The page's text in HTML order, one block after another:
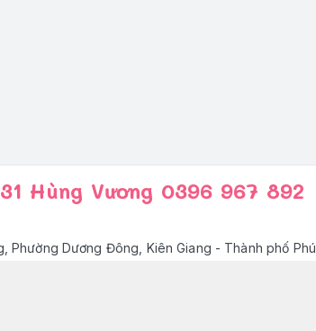
Hùng Vương 0396 967 892
Phường Dương Đông, Kiên Giang - Thành phố Phú